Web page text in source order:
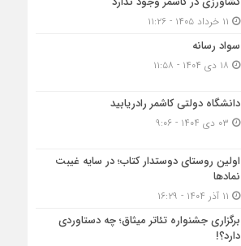
سواد رسانه
دانشگاه دولتی کاشمر‌ رادریابید
اولین روستای دوستدار کتاب؛ در سایه غیبت
نمادها
برگزاری جشنواره تئاتر میثاق؛ چه دستاوردی
دارد؟!